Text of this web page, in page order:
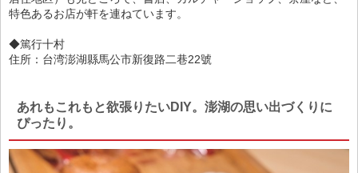
特色あるお店が軒を連ねています。
◆篤行十村
住所：台湾澎湖縣馬公市新復路二巷22號
あれもこれもと欲張りたいDIY。澎湖の思い出づくりに
ぴったり。